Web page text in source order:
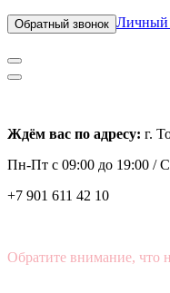
Обратный звонок Личный
Ждём вас по адресу: г.
Пн-Пт с 09:00 до 19:00 /
+7 901 611 42 10
Обратите внимание, что